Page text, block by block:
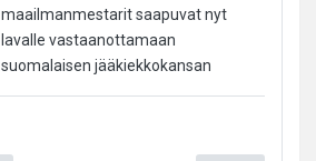
maailmanmestarit saapuvat nyt
lavalle vastaanottamaan
suomalaisen jääkiekkokansan